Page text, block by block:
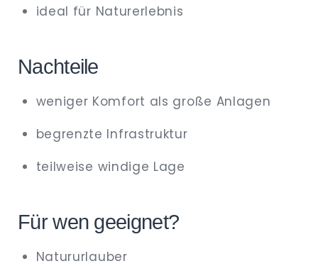
ideal für Naturerlebnis
Nachteile
weniger Komfort als große Anlagen
begrenzte Infrastruktur
teilweise windige Lage
Für wen geeignet?
Natururlauber